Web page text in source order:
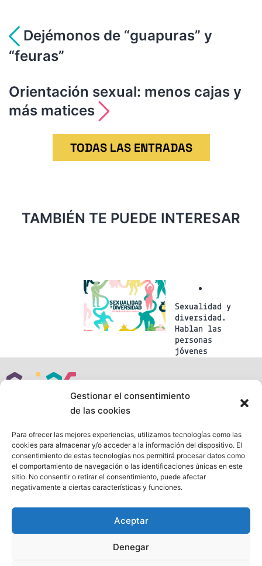
Gestionar el consentimiento
de las cookies
Para ofrecer las mejores experiencias, utilizamos tecnologías como las
cookies para almacenar y/o acceder a la información del dispositivo. El
consentimiento de estas tecnologías nos permitirá procesar datos como
el comportamiento de navegación o las identificaciones únicas en este
sitio. No consentir o retirar el consentimiento, puede afectar
negativamente a ciertas características y funciones.
Aceptar
Denegar
Navegación
de
entradas
Dejémonos de “guapuras” y
“feuras”
Orientación sexual: menos cajas y
más matices
TODAS LAS ENTRADAS
TAMBIÉN TE PUEDE INTERESAR
Sexualidad y
diversidad.
Hablan las
personas
jóvenes
Siguenos en:
Mapa web
Aviso legal
Política de cookies
CJAS es un proyecto de SEDRA - Federación de